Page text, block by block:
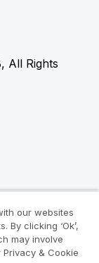
All Rights
our websites
By clicking ‘Ok’,
may involve
& Cookie